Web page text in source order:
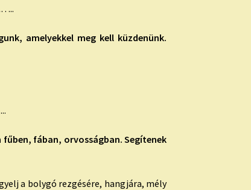
amelyekkel meg kell küzdenünk.
fában, orvosságban. Segítenek
a bolygó rezgésére, hangjára, mély